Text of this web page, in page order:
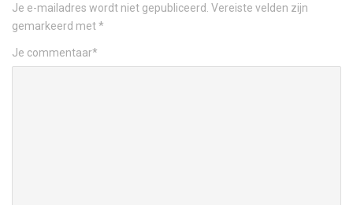
Je e-mailadres wordt niet gepubliceerd. Vereiste velden zijn
gemarkeerd met*
Je commentaar*